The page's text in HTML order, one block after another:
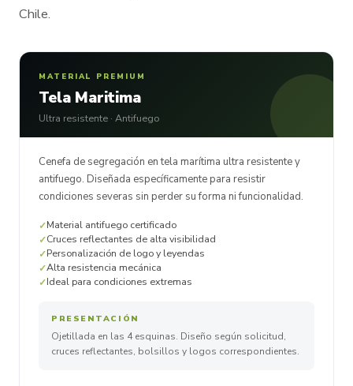
Chile.
MATERIAL PREMIUM
Tela Maritima
Ultra resistente · Antifuego
Cenefa de segregación en tela marítima ultra resistente y
antifuego. Diseñada específicamente para resistir
condiciones severas sin perder su forma ni funcionalidad.
Material antifuego certificado
Cruces reflectantes de alta visibilidad
Personalización de logo y leyendas
Alta resistencia mecánica
Ideal para condiciones extremas
PRESENTACIÓN
Ojetillada en las 4 esquinas. Diseño según solicitud,
cruces reflectantes, bolsillos y logos correspondientes.